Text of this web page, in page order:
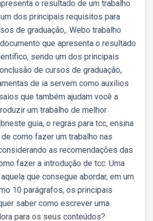
o resultado de um trabalho
dos principais requisitos para
de graduação,. Webo trabalho
que apresenta o resultado
sendo um dos principais
de cursos de graduação,.
de ia servem como auxílios
que também ajudam você a
um trabalho de melhor
guia, o regras para tcc, ensina
como fazer um trabalho nas
as recomendações das
fazer a introdução de tcc: Uma
que consegue abordar, em um
10 parágrafos, os principais
saber como escrever uma
para os seus conteúdos?